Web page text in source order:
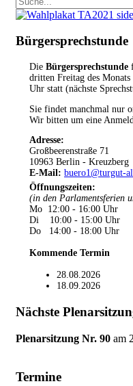
Bürgersprechstunde
Die Bürgersprechstunde
dritten Freitag des
Uhr statt (nächste
Sie findet manchmal nur
Wir bitten um eine
Adresse:
Großbeerenstraße 71
10963 Berlin - Kreuzberg
E-Mail: buero1@turgut-
Öffnungszeiten:
(in den Parlamentsferien
Mo 12:00 - 16:00 Uhr
Di 10:00 - 15:00 Uhr
Do 14:00 - 18:00 Uhr
Kommende Termin
28.08.2026
18.09.2026
Nächste
Plenarsitzung Nr. 90 am
Termine